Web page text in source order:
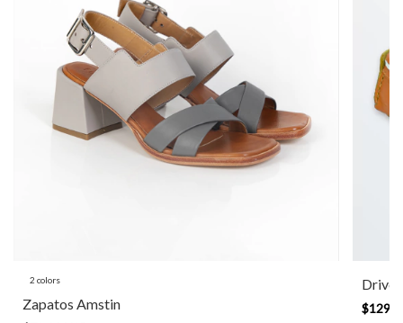
2 colors
Zapatos Amstin